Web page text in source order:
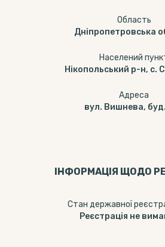
Область
Дніпропетровська
Населений
Нікопольський р-н, с.
Адреса
вул. Вишнева,
ІНФОРМАЦІЯ ЩОДО
Стан державної
Реєстрація не